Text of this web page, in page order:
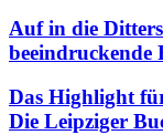
Auf in die
beeindruckende
Das Highlight
Die Leipziger